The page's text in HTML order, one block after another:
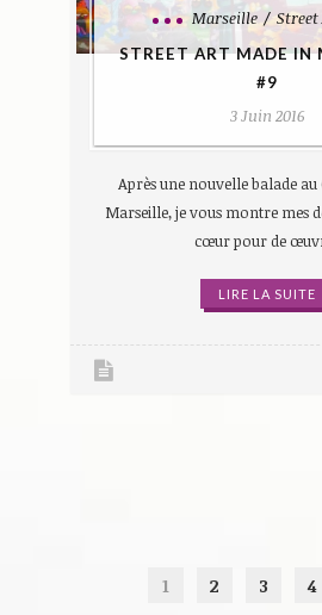
Marseille
STREET ART MADE IN
#9
3 Juin 2016
Après une nouvelle balade au
Marseille, je vous montre mes
cœur pour de
LIRE LA SUITE
1 2 3 4